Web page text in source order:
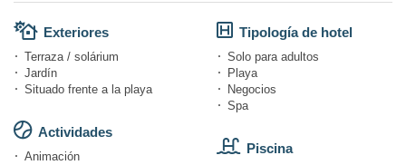
Exteriores
Terraza / solárium
Jardín
Situado frente a la playa
Actividades
Animación
Tipología de hotel
Solo para adultos
Playa
Negocios
Spa
Piscina